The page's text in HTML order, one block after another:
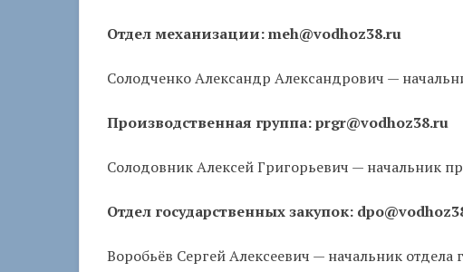
Отдел механизации: meh@vodhoz38.ru
Солодченко Александр Александрович —
Производственная группа: prgr@vodhoz38.ru
Солодовник Алексей Григорьевич — начальник
Отдел государственных закупок:
Воробьёв Сергей Алексеевич — начальник отдела